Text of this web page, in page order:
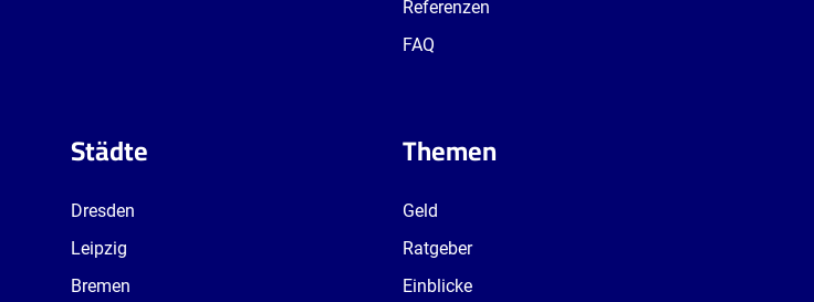
Referenzen
FAQ
Städte
Dresden
Leipzig
Bremen
Themen
Geld
Ratgeber
Einblicke